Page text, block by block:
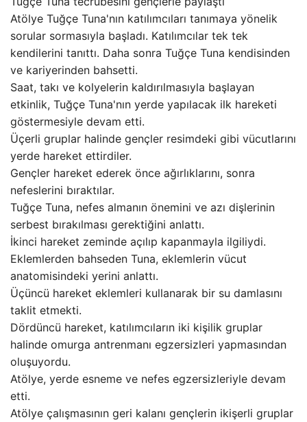
Atölye Tuğçe Tuna'nın katılımcıları tanımaya yönelik
sorular sormasıyla başladı. Katılımcılar tek tek
kendilerini tanıttı. Daha sonra Tuğçe Tuna kendisinden
ve kariyerinden bahsetti.
Saat, takı ve kolyelerin kaldırılmasıyla başlayan
etkinlik, Tuğçe Tuna'nın yerde yapılacak ilk hareketi
göstermesiyle devam etti.
Üçerli gruplar halinde gençler resimdeki gibi vücutlarını
yerde hareket ettirdiler.
Gençler hareket ederek önce ağırlıklarını, sonra
nefeslerini bıraktılar.
Tuğçe Tuna, nefes almanın önemini ve azı dişlerinin
serbest bırakılması gerektiğini anlattı.
İkinci hareket zeminde açılıp kapanmayla ilgiliydi.
Eklemlerden bahseden Tuna, eklemlerin vücut
anatomisindeki yerini anlattı.
Üçüncü hareket eklemleri kullanarak bir su damlasını
taklit etmekti.
Dördüncü hareket, katılımcıların iki kişilik gruplar
halinde omurga antrenmanı egzersizleri yapmasından
oluşuyordu.
Atölye, yerde esneme ve nefes egzersizleriyle devam
etti.
Atölye çalışmasının geri kalanı gençlerin ikişerli gruplar